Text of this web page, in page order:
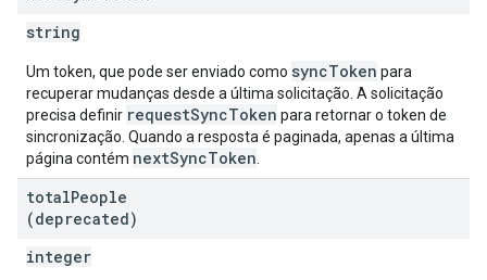
string
Um token, que pode ser enviado como syncToken para
recuperar mudanças desde a última solicitação. A solicitação
precisa definir requestSyncToken para retornar o token de
sincronização. Quando a resposta é paginada, apenas a última
página contém nextSyncToken
totalPeople
(deprecated)
integer